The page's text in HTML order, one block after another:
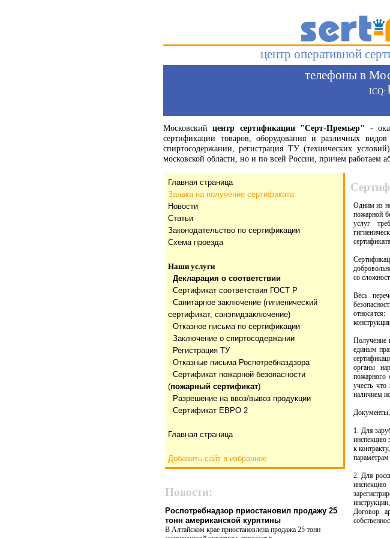
центр оперативной
телефоны в
ICQ:
Московскийцентр сертификации "Серт-Премьер" -
сертификации товаров, оборудования и различных
спиртосодержании, регистрация ТУ (технических
московской области, но и по всей России, причем
Главная страница
Заявка на получение сертификата
Новости
Статьи
Законодательство по сертификации
Схема проезда
Наши услуги
Декларация о соответствии
Сертификат соответствия ГОСТ Р
Санитарное заключение (гигиенический
сертификат, санэпидзаключение)
Отказнoе письма по сертификации
Заключение о спиртосодержании
Регистрация ТУ
Отказные письма Роспотребназдзора
Сертификат пожарной безопасности
(пожарный сертификат)
Разрешение на ввоз/вывоз продукции
Сертификат ЕВРО 2
Главная страница
Добавить сайт в избранное
Новости:
Роспотребнадзор приостановил продажу 25
тонн американской курятины
В Алтайском крае приостановлена продажа 25 тонн
Одним из
пожарной
услуг
со
Весь
Получение
единым
органы
пожарного
учесть
наличием
Документы,
1. Для
инспекцию
к
параметрам
2. Для
инспекцию
Договор